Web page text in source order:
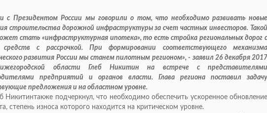
с Президентом России мы говорили о том, что необходимо развивать новые
строительства дорожной инфраструктуры за счет частных инвесторов. Такой
стать «инфраструктурная ипотека», то есть стройка региональных дорог с
средств с рассрочкой. При формировании соответствующего механизма
развития России мы станем пилотным регионом», - заявил 26 декабря 2017
области Глеб Никитин на встрече с представителями
предприятий и органов власти. Глава региона поставил задачу
предложения и на областном уровне.
Никитинтакже подчеркнул, что необходимо обеспечить ускоренное обновление
степень износа которого находится на критическом уровне.